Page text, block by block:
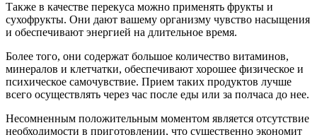
Также в качестве перекуса можно применять фрукты и
сухофрукты. Они дают вашему организму чувство насыщения
и обеспечивают энергией на длительное время.
Более того, они содержат большое количество витаминов,
минералов и клетчатки, обеспечивают хорошее физическое и
психическое самочувствие. Прием таких продуктов лучше
всего осуществлять через час после еды или за полчаса до нее.
Несомненным положительным моментом является отсутствие
необходимости в приготовлении, что существенно экономит